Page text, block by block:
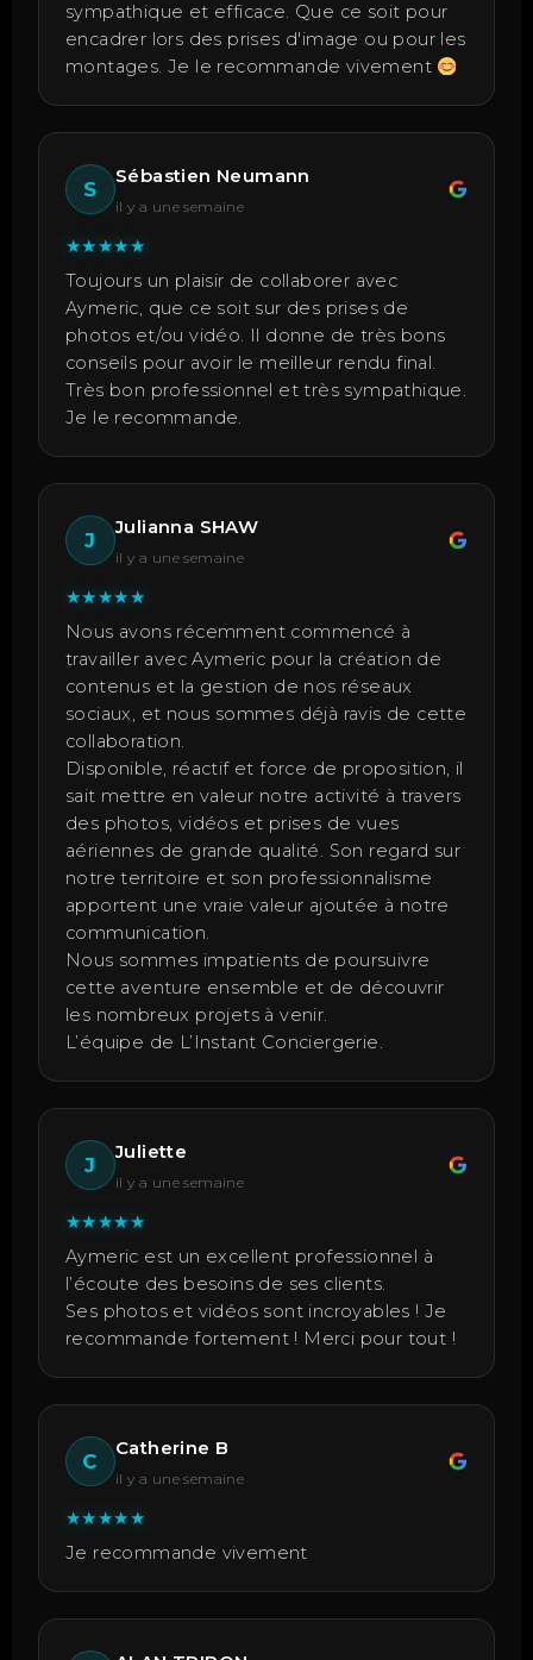
sympathique et efficace. Que ce soit pour
encadrer lors des prises d'image ou pour les
montages. Je le recommande vivement
S
Sébastien Neumann
il y a une semaine
★★★★★
Toujours un plaisir de collaborer avec
Aymeric, que ce soit sur des prises de
photos et/ou vidéo. Il donne de très bons
conseils pour avoir le meilleur rendu final.
Très bon professionnel et très sympathique.
Je le recommande.
J
Julianna SHAW
il y a une semaine
★★★★★
Nous avons récemment commencé à
travailler avec Aymeric pour la création de
contenus et la gestion de nos réseaux
sociaux, et nous sommes déjà ravis de cette
collaboration.
Disponible, réactif et force de proposition, il
sait mettre en valeur notre activité à travers
des photos, vidéos et prises de vues
aériennes de grande qualité. Son regard sur
notre territoire et son professionnalisme
apportent une vraie valeur ajoutée à notre
communication.
Nous sommes impatients de poursuivre
cette aventure ensemble et de découvrir
les nombreux projets à venir.
L’équipe de L’Instant Conciergerie.
J
Juliette
il y a une semaine
★★★★★
Aymeric est un excellent professionnel à
l’écoute des besoins de ses clients.
Ses photos et vidéos sont incroyables ! Je
recommande fortement ! Merci pour tout !
C
Catherine B
il y a une semaine
★★★★★
Je recommande vivement